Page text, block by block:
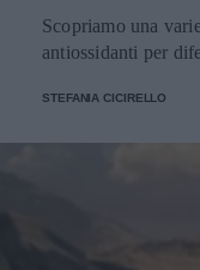
Scopriamo una
antiossidanti per
STEFANIA CICIRELLO